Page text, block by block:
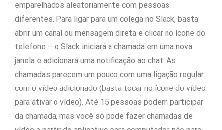
emparelhados aleatoriamente com pessoas
diferentes. Para ligar para um colega no Slack, basta
abrir um canal ou mensagem direta e clicar no ícone do
telefone – o Slack iniciará a chamada em uma nova
janela e adicionará uma notificação ao chat. As
chamadas parecem um pouco com uma ligação regular
com o vídeo adicionado (basta tocar no ícone do vídeo
para ativar o vídeo). Até 15 pessoas podem participar
da chamada, mas você só pode fazer chamadas de